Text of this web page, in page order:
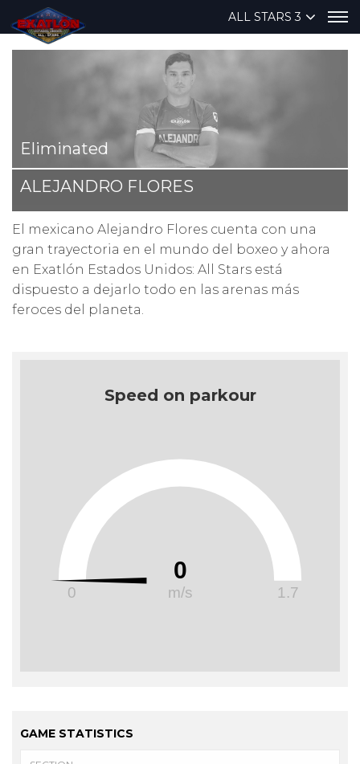
ALL STARS 3
Eliminated
ALEJANDRO FLORES
El mexicano Alejandro Flores cuenta con una
gran trayectoria en el mundo del boxeo y ahora
en Exatlón Estados Unidos: All Stars está
dispuesto a dejarlo todo en las arenas más
feroces del planeta.
Speed on parkour
0
m/s
0 1.7
GAME STATISTICS